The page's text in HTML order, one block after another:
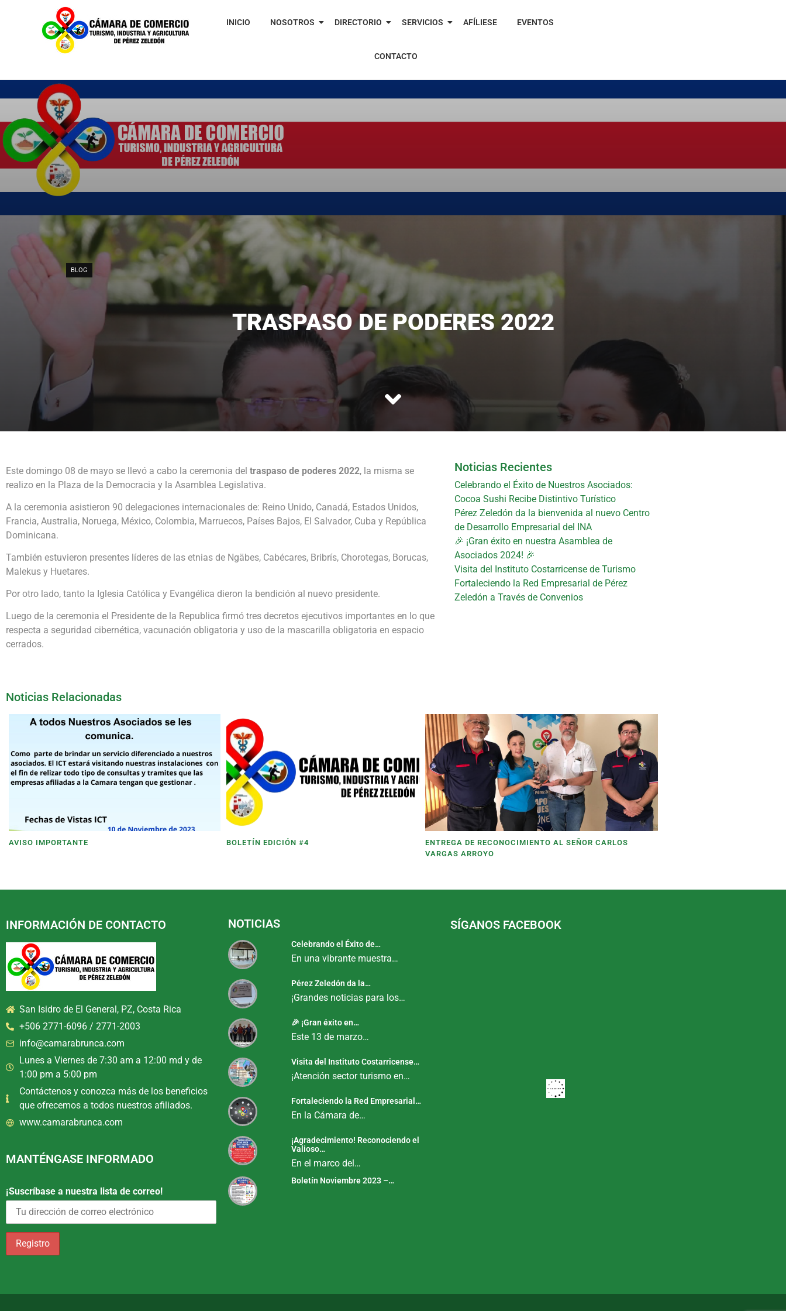
INICIO NOSOTROS DIRECTORIO SERVICIOS AFÍLIESE EVENTOS
CONTACTO
BLOG
TRASPASO DE PODERES 2022
Este domingo 08 de mayo se llevó a cabo la ceremonia del traspaso de poderes 2022, la misma se
realizo en la Plaza de la Democracia y la Asamblea Legislativa.
A la ceremonia asistieron 90 delegaciones internacionales de: Reino Unido, Canadá, Estados Unidos,
Francia, Australia, Noruega, México, Colombia, Marruecos, Países Bajos, El Salvador, Cuba y República
Dominicana.
También estuvieron presentes líderes de las etnias de Ngäbes, Cabécares, Bribrís, Chorotegas, Borucas,
Malekus y Huetares.
Por otro lado, tanto la Iglesia Católica y Evangélica dieron la bendición al nuevo presidente.
Luego de la ceremonia el Presidente de la Republica firmó tres decretos ejecutivos importantes en lo que
respecta a seguridad cibernética, vacunación obligatoria y uso de la mascarilla obligatoria en espacio
cerrados.
Noticias Recientes
Celebrando el Éxito de Nuestros Asociados:
Cocoa Sushi Recibe Distintivo Turístico
Pérez Zeledón da la bienvenida al nuevo Centro
de Desarrollo Empresarial del INA
🎉 ¡Gran éxito en nuestra Asamblea de
Asociados 2024! 🎉
Visita del Instituto Costarricense de Turismo
Fortaleciendo la Red Empresarial de Pérez
Zeledón a Través de Convenios
Noticias Relacionadas
AVISO IMPORTANTE BOLETÍN EDICIÓN #4
ENTREGA DE RECONOCIMIENTO AL SEÑOR CARLOS
VARGAS ARROYO
INFORMACIÓN DE CONTACTO
San Isidro de El General, PZ, Costa Rica
+506 2771-6096 / 2771-2003
info@camarabrunca.com
Lunes a Viernes de 7:30 am a 12:00 md y de
1:00 pm a 5:00 pm
Contáctenos y conozca más de los beneficios
que ofrecemos a todos nuestros afiliados.
www.camarabrunca.com
MANTÉNGASE INFORMADO
¡Suscríbase a nuestra lista de correo!
NOTICIAS
Celebrando el Éxito de…
En una vibrante muestra…
Pérez Zeledón da la…
¡Grandes noticias para los…
🎉 ¡Gran éxito en…
Este 13 de marzo…
Visita del Instituto Costarricense…
¡Atención sector turismo en…
Fortaleciendo la Red Empresarial…
En la Cámara de…
¡Agradecimiento! Reconociendo el
Valioso…
En el marco del…
Boletín Noviembre 2023 –…
SÍGANOS FACEBOOK